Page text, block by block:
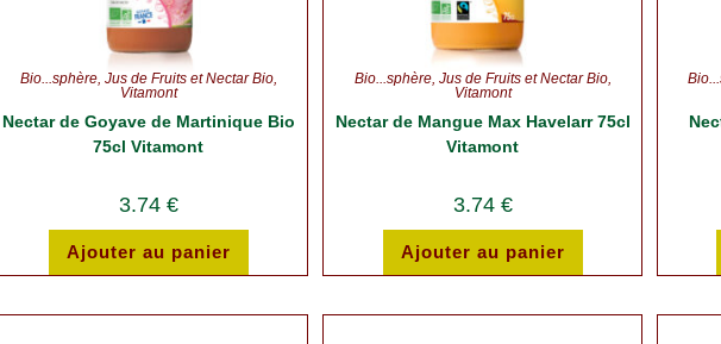
Bio...sphère, Jus de Fruits et Nectar Bio,
Vitamont
Nectar de Goyave de Martinique Bio
75cl Vitamont
3.74 €
Ajouter au panier
Bio...sphère, Jus de Fruits et Nectar Bio,
Vitamont
Nectar de Mangue Max Havelarr 75cl
Vitamont
3.74 €
Ajouter au panier